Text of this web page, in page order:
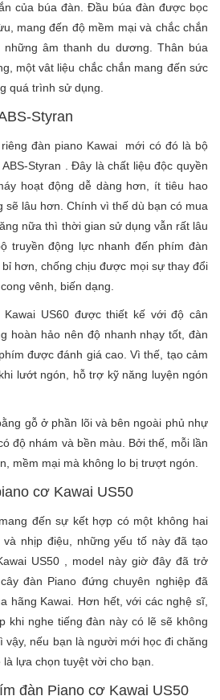
của búa đàn. Đầu búa đàn được bọc
mang đến độ mềm mại và chắc chắn
âm thanh du dương. Thân búa
một vât liệu chắc chắn mang đến sức
quá trình sử dụng.
Styran
đàn piano Kawai mới có đó là bộ
Styran . Đây là chất liệu độc quyền
hoạt động dễ dàng hơn, ít tiêu hao
sẽ lâu hơn. Chính vì thế dù bạn có mua
nữa thì thời gian sử dụng vẫn rất lâu
truyền động lực nhanh đến phím đàn
hơn, chống chịu được mọi sự thay đổi
vênh, biến dạng.
US60 được thiết kế với độ cân
hoàn hảo nên độ nhanh nhạy tốt, đàn
được đánh giá cao. Vì thế, tạo cảm
lướt ngón, hỗ trợ kỹ năng luyện ngón
gỗ ở phần lõi và bên ngoài phủ nhự
độ nhám và bền màu. Bởi thế, mỗi lần
mềm mại mà không lo bị trượt ngón.
cơ Kawai US50
đến sự kết hợp có một không hai
nhịp điệu, những yếu tố này đã tạo
US50 , model này giờ đây đã trở
đàn Piano đứng chuyên nghiệp đã
hãng Kawai. Hơn hết, với các nghệ sĩ,
khi nghe tiếng đàn này có lẽ sẽ không
vậy, nếu bạn là người mới học đi chăng
lựa chọn tuyệt vời cho bạn.
đàn Piano cơ Kawai US50